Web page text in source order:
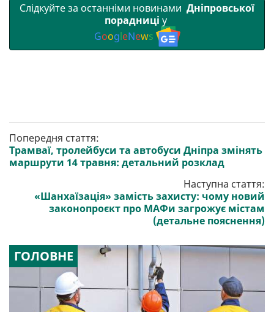
Слідкуйте за останніми новинами Дніпровської
порадниці у
GoogleNews
Попередня стаття:
Трамваї, тролейбуси та автобуси Дніпра змінять
маршрути 14 травня: детальний розклад
Наступна стаття:
«Шанхаїзація» замість захисту: чому новий
законопроєкт про МАФи загрожує містам
(детальне пояснення)
ГОЛОВНЕ